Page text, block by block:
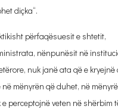
diçka“.
përfaqësuesit e shtetit,
nënpunësit në
nuk janë ata që e kryejnë
në mënyrën që duhet, në
e perceptojnë veten në shërbim